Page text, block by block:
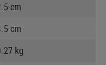
cm
cm
kg